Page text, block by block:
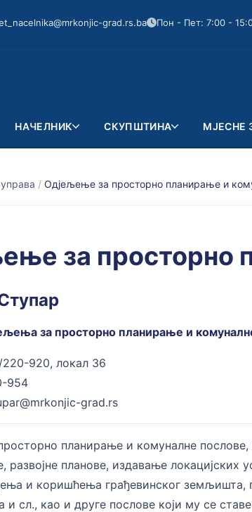
grad.rs.ba Пон - Пет: 7:00 -
НАЧЕЛНИК СКУПШТИНА МЈЕСНЕ
/ Одјељење за просторно планирање и
за просторно
за просторно планирање и
920, локал 36
954
grad.rs
планирање и комуналне
развојне планове, издавање
и коришћења грађевинског
и сл., као и друге послове који му се